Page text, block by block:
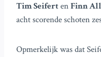
Tim SeifertenFinn
acht scorende schoten
Opmerkelijk was dat